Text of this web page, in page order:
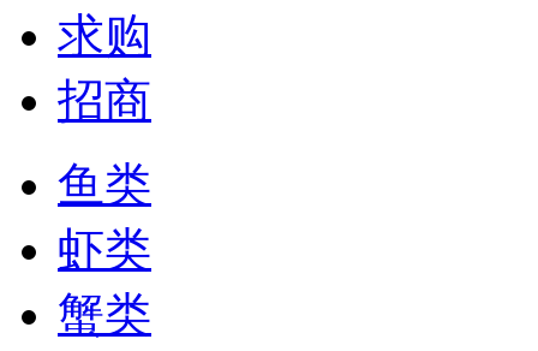
求购
招商
鱼类
虾类
蟹类